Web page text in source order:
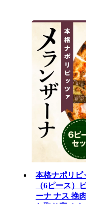
本格ナポリピ
（6ピース）
ーナ ナス 挽
お取り寄せ